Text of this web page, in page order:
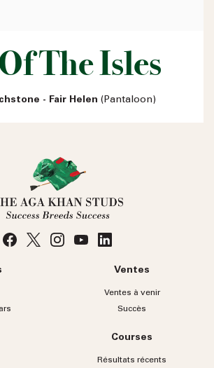
The Isles
- Fair Helen (Pantaloon)
Ventes
Ventes à venir
Succès
Courses
Résultats récents